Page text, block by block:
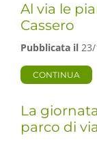
Al via le
Cassero
Pubblicata il
CONTINUA
La
parco di